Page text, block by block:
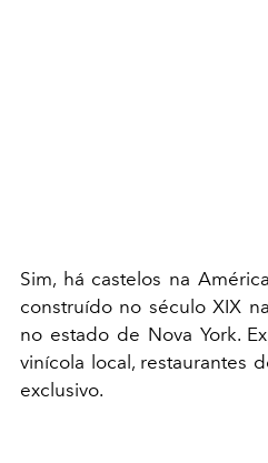
Sim, há castelos na
construído no século XIX
no estado de Nova York.
vinícola local, restaurantes
exclusivo.